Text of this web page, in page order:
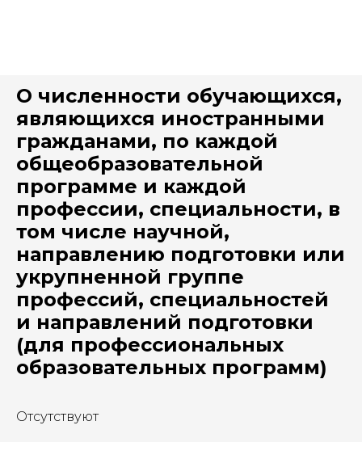
О численности обучающихся,
являющихся иностранными
гражданами, по каждой
общеобразовательной
программе и каждой
профессии, специальности, в
том числе научной,
направлению подготовки или
укрупненной группе
профессий, специальностей
и направлений подготовки
(для профессиональных
образовательных программ)
Отсутствуют